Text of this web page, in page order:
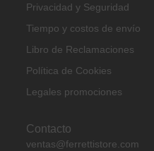
Privacidad y Seguridad
Tiempo y costos de envío
Libro de Reclamaciones
Política de Cookies
Legales promociones
Contacto
ventas@ferrettistore.com